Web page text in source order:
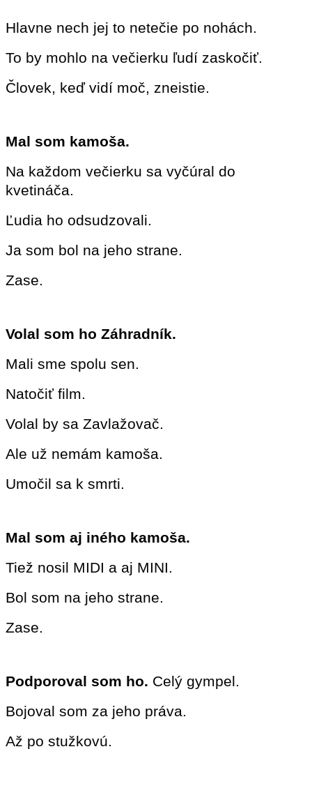
Hlavne nech jej to netečie po nohách.
To by mohlo na večierku ľudí zaskočiť.
Človek, keď vidí moč, zneistie.
Mal som kamoša.
Na každom večierku sa vyčúral do
kvetináča.
Ľudia ho odsudzovali.
Ja som bol na jeho strane.
Zase.
Volal som ho Záhradník.
Mali sme spolu sen.
Natočiť film.
Volal by sa Zavlažovač.
Ale už nemám kamoša.
Umočil sa k smrti.
Mal som aj iného kamoša.
Tiež nosil MIDI a aj MINI.
Bol som na jeho strane.
Zase.
Podporoval som ho. Celý gympel.
Bojoval som za jeho práva.
Až po stužkovú.